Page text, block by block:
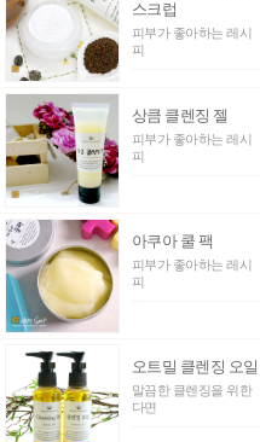
스크럽
피부가 좋아하는 레시
피
상큼 클렌징 젤
피부가 좋아하는 레시
피
아쿠아 쿨 팩
피부가 좋아하는 레시
피
오트밀 클렌징 오일
말끔한 클렌징을 위한
다면